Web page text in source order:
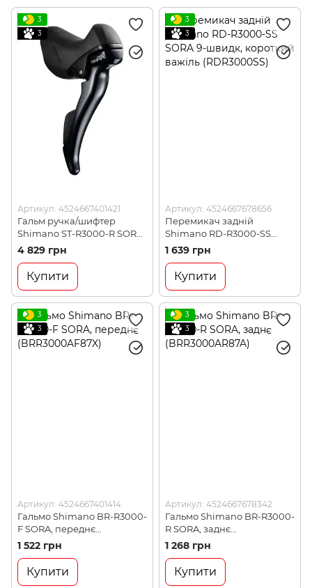
3
3
Артикул: 4524667401421
Гальм ручка/шифтер
Shimano ST-R3000-R SORA
Dual Control 9-швидк.
правий (STR3000RIA)
4 829 грн
Купити
3
3
Артикул: 4524667678656
Перемикач задній
Shimano RD-R3000-SS
SORA 9-швидк, короткий
важіль (RDR3000SS)
1 639 грн
Купити
3
3
Артикул: 4524667401414
Гальмо Shimano BR-R3000-
F SORA, переднє
(BRR3000AF87X)
1 522 грн
Купити
3
3
Артикул: 4524667678342
Гальмо Shimano BR-R3000-
R SORA, заднє
(BRR3000AR87A)
1 268 грн
Купити